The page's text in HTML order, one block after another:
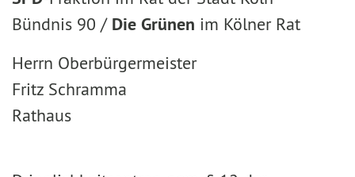
Bündnis 90 / Die Grünen im Kölner Rat
Herrn Oberbürgermeister
Fritz Schramma
Rathaus